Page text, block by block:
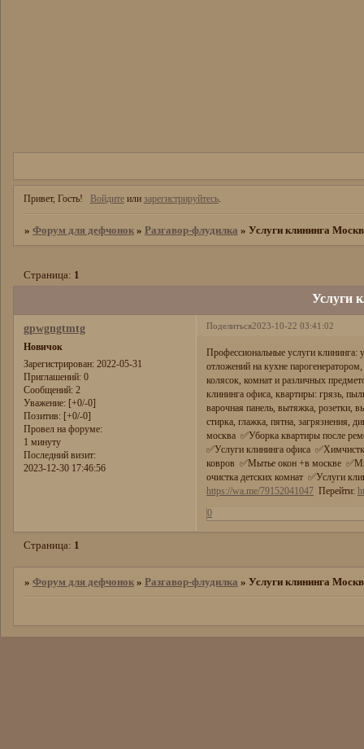
Привет, Гость! Войдитеили зарегистрируйтесь.
» Форум для дефчонок » Разгавор-флудилка » Услуги клининга
Услуги
Страница: 1
Поделиться2023-10-22 03:41:02
gpwgngtmtg
Новичок
Зарегистрирован: 2022-05-31
Приглашений:0
Сообщений:2
Уважение: [+0/-0]
Позитив: [+0/-0]
Провел на форуме:
1 минуту
Последний визит:
2023-12-30 17:46:56
Профессиональные услуги клининга:
отложений на кухне
колясок, комнат и различных
клининга офиса, квартиры: грязь,
варочная панель, вытяжка, розетки,
стирка, глажка, пятна, загрязнения,
москва ✅Уборка квартиры после
✅Услуги клининга офиса
ковров ✅Мытье окон +в москве
очистка детских комнат ✅Услуги
https://wa.me/79152041047 Перейти:
0
Страница: 1
» Форум для дефчонок » Разгавор-флудилка » Услуги клининга